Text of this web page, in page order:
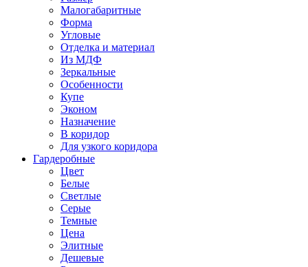
Малогабаритные
Форма
Угловые
Отделка и материал
Из МДФ
Зеркальные
Особенности
Купе
Эконом
Назначение
В коридор
Для узкого коридора
Гардеробные
Цвет
Белые
Светлые
Серые
Темные
Цена
Элитные
Дешевые